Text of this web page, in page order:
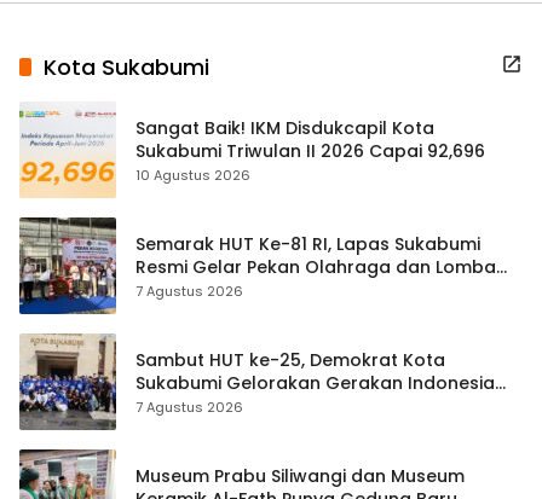
Kota Sukabumi
Sangat Baik! IKM Disdukcapil Kota
Sukabumi Triwulan II 2026 Capai 92,696
10 Agustus 2026
Semarak HUT Ke-81 RI, Lapas Sukabumi
Resmi Gelar Pekan Olahraga dan Lomba
Tradisional
7 Agustus 2026
Sambut HUT ke-25, Demokrat Kota
Sukabumi Gelorakan Gerakan Indonesia
ASRI Lewat Aksi Bersih Masjid Agung
7 Agustus 2026
Museum Prabu Siliwangi dan Museum